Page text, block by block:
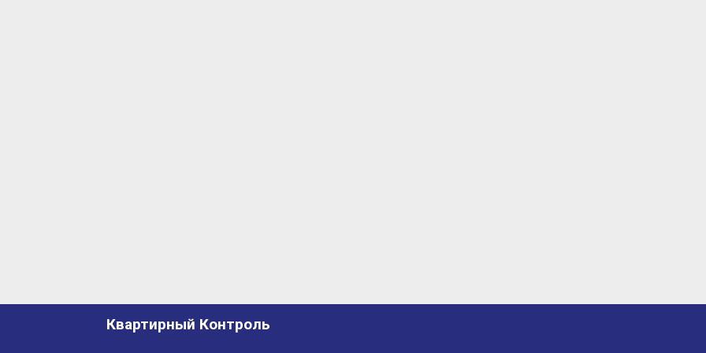
Квартирный Контроль